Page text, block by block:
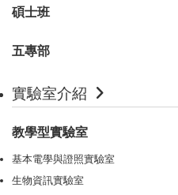
碩士班
五專部
實驗室介紹
教學型實驗室
基本電學與證照實驗室
生物資訊實驗室